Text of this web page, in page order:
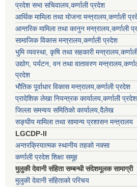
प्रदेश सभा सचिवालय,कर्णाली प्रदेश
आर्थिक मामिला तथा योजना मन्त्रालय,कर्णाली
आन्तरिक मामिला तथा कानुन मन्त्रालय,कर्णाली
सामाजिक विकास मन्त्रालय,कर्णाली प्रदेश
भुमि व्यवस्था, कृषि तथा सहकारी
उद्योग, पर्यटन, वन तथा वातावरण
प्रदेश
भौतिक पूर्वाधार विकास मन्त्रालय,कर्णाली प्रदेश
प्रादेशिक लेखा नियन्त्रक कार्यालय,कर्णाली प्रदेश
जिल्ला समन्वय समितिको कार्यालय,दैलेख
सङ्घीय मामिला तथा सामान्य प्रशासन मन्त्रालय
LGCDP-II
अन्तरक्रियात्मक स्थानीय तहको नक्सा
कर्णाली प्रदेश शिक्षा समूह
मुलुकी देवानी संहिता सम्बन्धी संदेशमूलक सामाग्री
मुलुकी देवानी संहिताको परिचय